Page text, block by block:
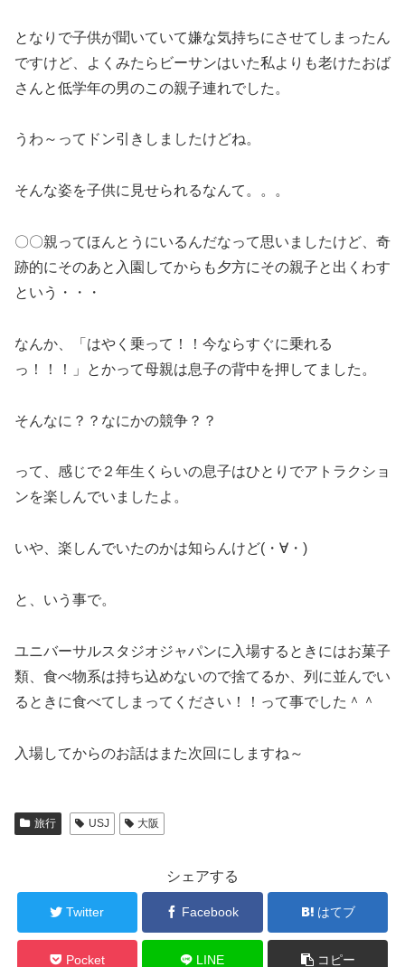
となりで子供が聞いていて嫌な気持ちにさせてしまったん
ですけど、よくみたらビーサンはいた私よりも老けたおば
さんと低学年の男のこの親子連れでした。
うわ～ってドン引きしましたけどね。
そんな姿を子供に見せられるなんて。。。
〇〇親ってほんとうにいるんだなって思いましたけど、奇
跡的にそのあと入園してからも夕方にその親子と出くわす
という・・・
なんか、「はやく乗って！！今ならすぐに乗れる
っ！！！」とかって母親は息子の背中を押してました。
そんなに？？なにかの競争？？
って、感じで２年生くらいの息子はひとりでアトラクショ
ンを楽しんでいましたよ。
いや、楽しんでいたのかは知らんけど(・∀・)
と、いう事で。
ユニバーサルスタジオジャパンに入場するときにはお菓子
類、食べ物系は持ち込めないので捨てるか、列に並んでい
るときに食べてしまってください！！って事でした＾＾
入場してからのお話はまた次回にしますね～
旅行 USJ 大阪
シェアする
Twitter Facebook はてブ
Pocket LINE コピー